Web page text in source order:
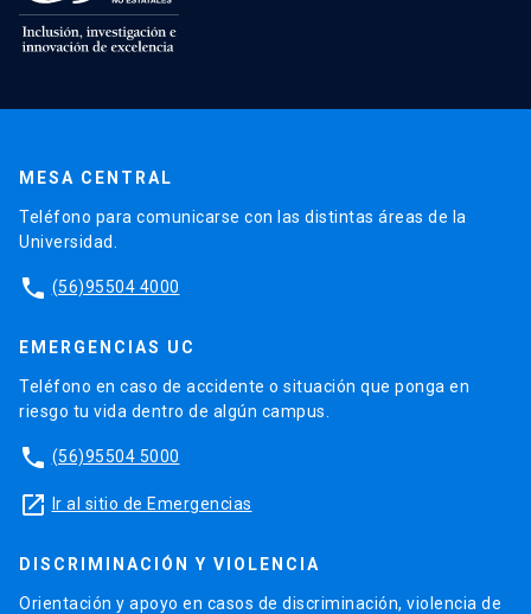
MESA CENTRAL
Teléfono para comunicarse con las distintas áreas de la
Universidad.
phone (56)95504 4000
EMERGENCIAS UC
Teléfono en caso de accidente o situación que ponga en
riesgo tu vida dentro de algún campus.
phone (56)95504 5000
launch Ir al sitio de Emergencias
DISCRIMINACIÓN Y VIOLENCIA
Orientación y apoyo en casos de discriminación, violencia de